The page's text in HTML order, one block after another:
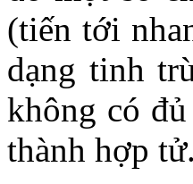
(tiến tới
dạng tinh
không có
thành hợp tử.